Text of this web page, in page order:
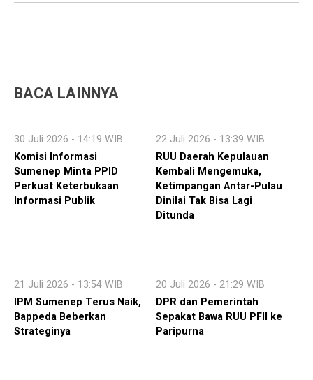
BACA LAINNYA
30 Juli 2026 - 14:19 WIB
Komisi Informasi
Sumenep Minta PPID
Perkuat Keterbukaan
Informasi Publik
22 Juli 2026 - 13:39 WIB
RUU Daerah Kepulauan
Kembali Mengemuka,
Ketimpangan Antar-Pulau
Dinilai Tak Bisa Lagi
Ditunda
21 Juli 2026 - 13:54 WIB
IPM Sumenep Terus Naik,
Bappeda Beberkan
Strateginya
20 Juli 2026 - 21:29 WIB
DPR dan Pemerintah
Sepakat Bawa RUU PFII ke
Paripurna